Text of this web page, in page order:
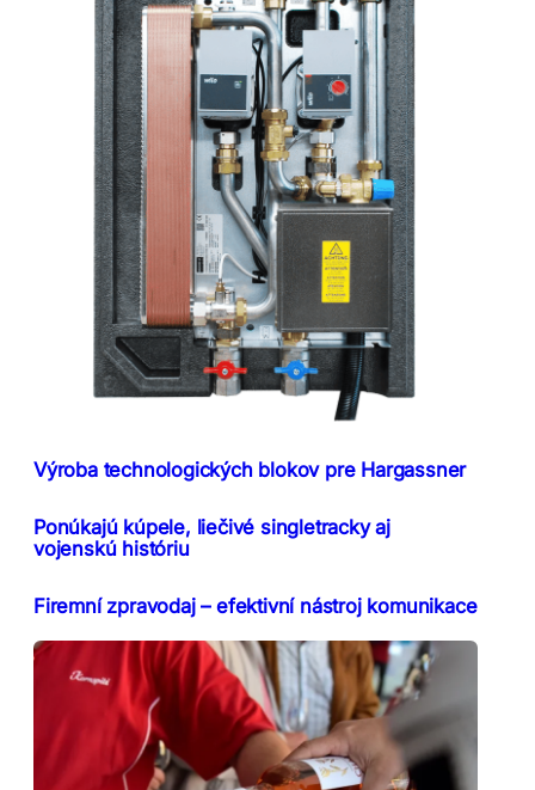
Výroba technologických blokov pre Hargassner
Ponúkajú kúpele, liečivé singletracky aj
vojenskú históriu
Firemní zpravodaj – efektivní nástroj komunikace